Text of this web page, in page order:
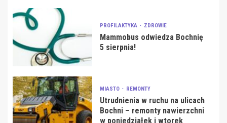
PROFILAKTYKA ZDROWIE
Mammobus odwiedza Bochnię
5 sierpnia!
MIASTO REMONTY
Utrudnienia w ruchu na ulicach
Bochni – remonty nawierzchni
w poniedziałek i wtorek